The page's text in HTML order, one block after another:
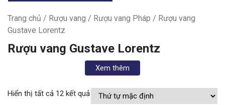
Trang chủ / Rượu vang / Rượu vang Pháp / Rượu vang
Gustave Lorentz
Rượu vang Gustave Lorentz
Xem thêm
Hiển thị tất cả 12 kết quả